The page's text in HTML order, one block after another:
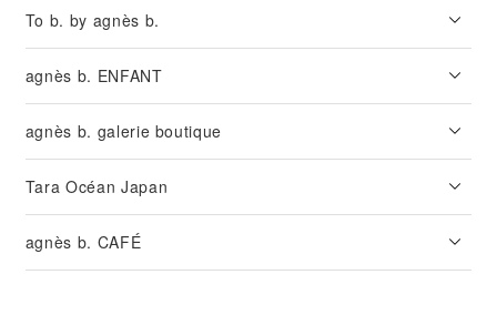
To b. by agnès b.
agnès b. ENFANT
agnès b. galerie boutique
Tara Océan Japan
agnès b. CAFÉ